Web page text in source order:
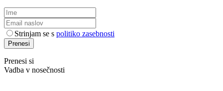
Strinjam se s politiko zasebnosti
Prenesi
Prenesi si
Vadba v nosečnosti